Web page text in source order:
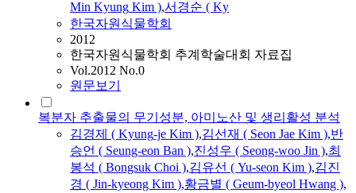
Min Kyung Kim ),서경순 ( Ky
한국자원식물학회
2012
한국자원식물학회 추계학술대회 자료집
Vol.2012 No.0
원문보기
복분자 추출물의 무기성분, 아미노산 및 생리활성 분석
김경제 ( Kyung-je Kim ),김선재 ( Seon Jae Kim ),반
승언 ( Seung-eon Ban ),진성우 ( Seong-woo Jin ),최
봉석 ( Bongsuk Choi ),김유선 ( Yu-seon Kim ),김진
경 ( Jin-kyeong Kim ),황금별 ( Geum-byeol Hwang ),